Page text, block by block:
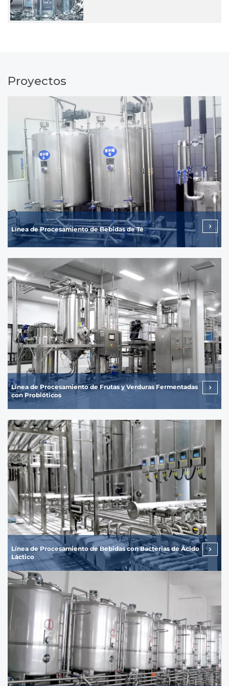
Proyectos
Línea de Procesamiento de Bebidas de Té
Línea de Procesamiento de Frutas y Verduras Fermentadas
con Probióticos
Línea de Procesamiento de Bebidas con Bacterias de Ácido
Láctico